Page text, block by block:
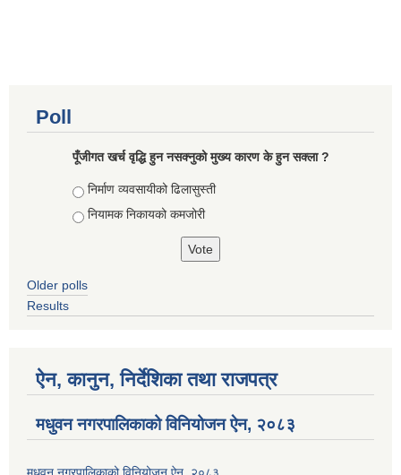
Poll
पूँजीगत खर्च वृद्धि हुन नसक्नुको मुख्य कारण के हुन सक्ला ?
Choices
निर्माण व्यवसायीको ढिलासुस्ती
नियामक निकायको कमजोरी
Older polls
Results
ऐन, कानुन, निर्देशिका तथा राजपत्र
मधुवन नगरपालिकाको विनियोजन ऐन, २०८३